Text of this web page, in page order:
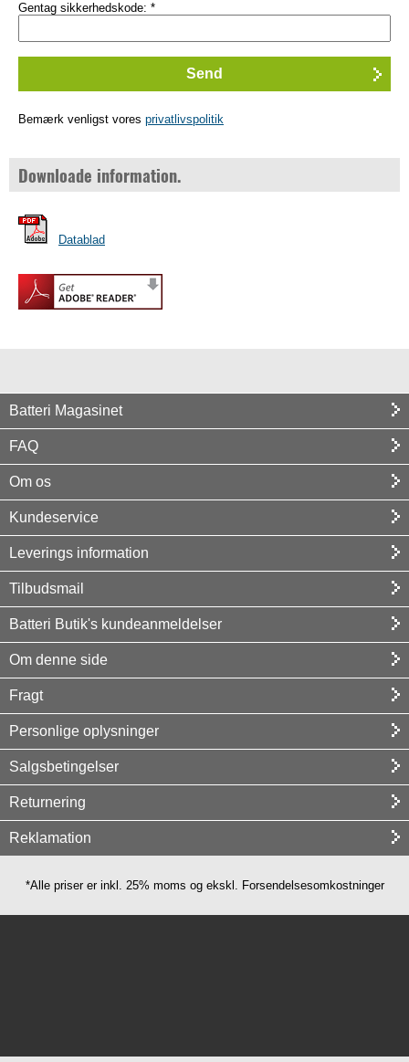
Gentag sikkerhedskode: *
Bemærk venligst vores privatlivspolitik
Downloade information.
Datablad
Batteri Magasinet
FAQ
Om os
Kundeservice
Leverings information
Tilbudsmail
Batteri Butik's kundeanmeldelser
Om denne side
Fragt
Personlige oplysninger
Salgsbetingelser
Returnering
Reklamation
*Alle priser er inkl. 25% moms og ekskl. Forsendelsesomkostninger